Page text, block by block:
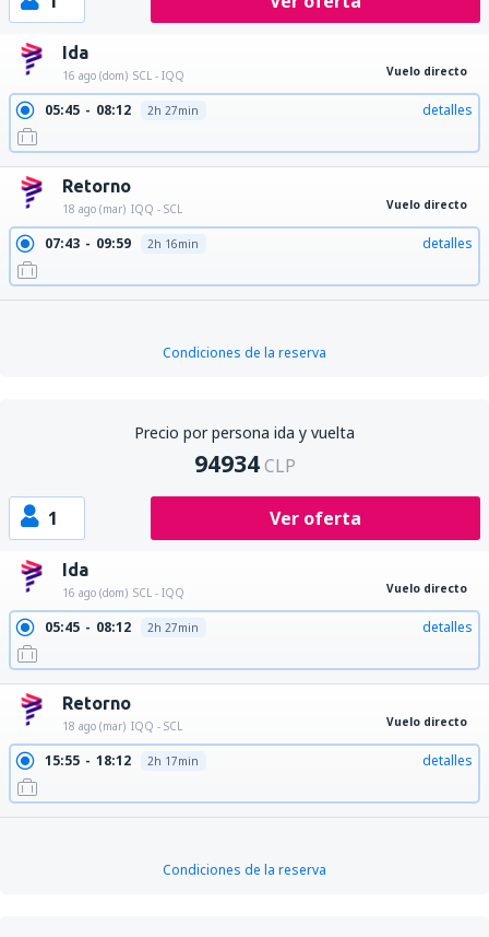
Ida
16 ago (dom) SCL - IQQ Vuelo directo
05:45 08:12 2h 27min detalles
Retorno
18 ago (mar) IQQ - SCL Vuelo directo
07:43 09:59 2h 16min detalles
Condiciones de la reserva
Precio por persona ida y vuelta
94934 CLP
1 Ver oferta
Ida
16 ago (dom) SCL - IQQ Vuelo directo
05:45 08:12 2h 27min detalles
Retorno
18 ago (mar) IQQ - SCL Vuelo directo
15:55 18:12 2h 17min detalles
Condiciones de la reserva